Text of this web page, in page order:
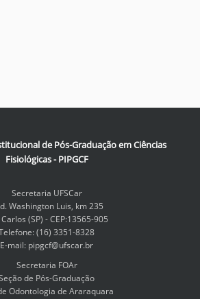
de Pós-Graduação em Ciências
Fisiológicas - PIPGCF
Secretaria UFSCar
Washington Luis, km 235
(SP) - CEP:13565-905
(16) 3351-8328
E-mail: pipgcf@ufscar.br
Secretaria FOAr
de Pós-Graduação
Odontologia de Araraquara